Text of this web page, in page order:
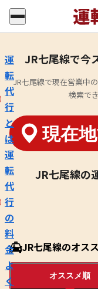
運
転
代
行
と
は
運
転
代
行
の
料
金
よ
く
JR七尾線で今
JR七尾線で現在営業中
検索で
JR七尾線の
JR七尾線のオス
オススメ順